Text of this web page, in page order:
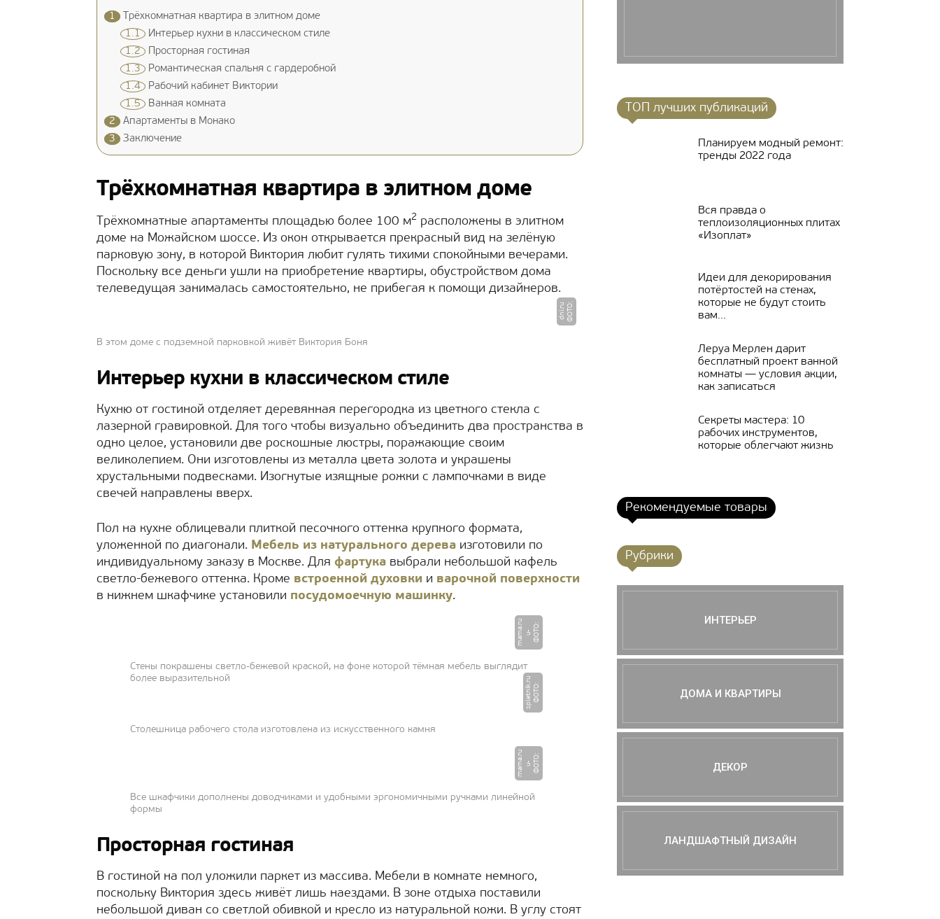
1
Трёхкомнатная квартира в элитном доме
1.1 Интерьер кухни в классическом стиле
1.2 Просторная гостиная
1.3 Романтическая спальня с гардеробной
1.4 Рабочий кабинет Виктории
1.5 Ванная комната
2
Апартаменты в Монако
3
Заключение
Трёхкомнатная квартира в элитном доме
Трёхкомнатные апартаменты площадью более 100 м2 расположены в элитном
доме на Можайском шоссе. Из окон открывается прекрасный вид на зелёную
парковую зону, в которой Виктория любит гулять тихими спокойными вечерами.
Поскольку все деньги ушли на приобретение квартиры, обустройством дома
телеведущая занималась самостоятельно, не прибегая к помощи дизайнеров.
Ф
О
Т
О :
d
ni.
r
u
В этом доме с подземной парковкой живёт Виктория Боня
Интерьер кухни в классическом стиле
Кухню от гостиной отделяет деревянная перегородка из цветного стекла с
лазерной гравировкой. Для того чтобы визуально объединить два пространства в
одно целое, установили две роскошные люстры, поражающие своим
великолепием. Они изготовлены из металла цвета золота и украшены
хрустальными подвесками. Изогнутые изящные рожки с лампочками в виде
свечей направлены вверх.
Пол на кухне облицевали плиткой песочного оттенка крупного формата,
уложенной по диагонали. Мебель из натурального дерева изготовили по
индивидуальному заказу в Москве. Для фартука выбрали небольшой кафель
светло-бежевого оттенка. Кроме встроенной духовки и варочной поверхности
в нижнем шкафчике установили посудомоечную машинку.
Ф
О
Т О
:
u
- m
a
m a.
r
u
Стены покрашены светло-бежевой краской, на фоне которой тёмная мебель выглядит
более выразительной
Ф
О
Т
О
:
s
p
l
e
t
ni
k.
r
u
Столешница рабочего стола изготовлена из искусственного камня
Ф
О
Т О
:
u
- m
a
m a.
r
u
Все шкафчики дополнены доводчиками и удобными эргономичными ручками линейной
формы
Просторная гостиная
В гостиной на пол уложили паркет из массива. Мебели в комнате немного,
поскольку Виктория здесь живёт лишь наездами. В зоне отдыха поставили
небольшой диван со светлой обивкой и кресло из натуральной кожи. В углу стоят
ТОП лучших публикаций
Планируем модный ремонт:
тренды 2022 года
Вся правда о
теплоизоляционных плитах
«Изоплат»
Идеи для декорирования
потёртостей на стенах,
которые не будут стоить
вам...
Леруа Мерлен дарит
бесплатный проект ванной
комнаты — условия акции,
как записаться
Секреты мастера: 10
рабочих инструментов,
которые облегчают жизнь
Рекомендуемые товары
Рубрики
ИНТЕРЬЕР
ДОМА И КВАРТИРЫ
ДЕКОР
ЛАНДШАФТНЫЙ ДИЗАЙН